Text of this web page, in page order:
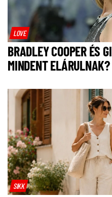
LOVE
BRADLEY COOPER ÉS
MINDENT ELÁRULNAK?
SIKK